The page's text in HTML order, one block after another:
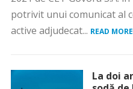
potrivit unui comunicat al
active adjudecat... READ
La doi